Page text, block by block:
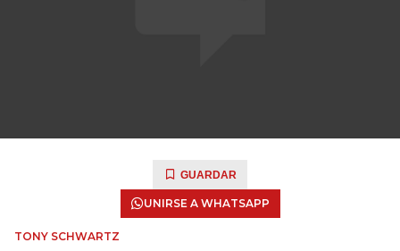
GUARDAR
UNIRSE A WHATSAPP
TONY SCHWARTZ